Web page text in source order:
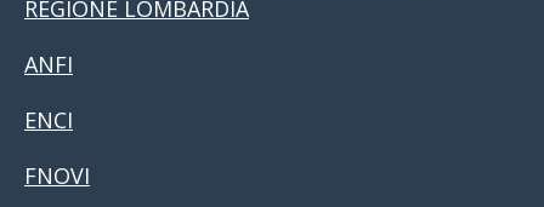
REGIONE LOMBARDIA
ANFI
ENCI
FNOVI